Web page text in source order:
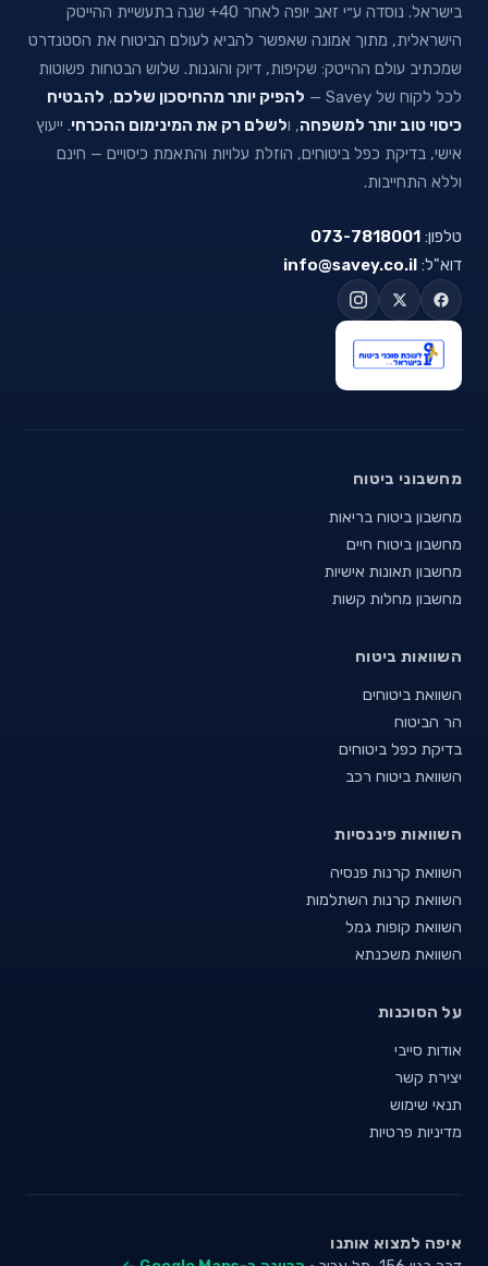
בישראל. נוסדה ע״י זאב יופה לאחר 40+ שנה בתעשיית ההייטק
הישראלית, מתוך אמונה שאפשר להביא לעולם הביטוח את הסטנדרט
שמכתיב עולם ההייטק: שקיפות, דיוק והוגנות. שלוש הבטחות פשוטות
לכל לקוח של Savey —
להפיק יותר מהחיסכון שלכם, להבטיח
כיסוי טוב יותר למשפחה, ולשלם רק את המינימום ההכרחי. ייעוץ
אישי, בדיקת כפל ביטוחים, הוזלת עלויות והתאמת כיסויים — חינם
וללא התחייבות.
טלפון: 073-7818001
דוא"ל: info@savey.co.il
מחשבוני ביטוח
מחשבון ביטוח בריאות
מחשבון ביטוח חיים
מחשבון תאונות אישיות
מחשבון מחלות קשות
השוואות ביטוח
השוואת ביטוחים
הר הביטוח
בדיקת כפל ביטוחים
השוואת ביטוח רכב
השוואות פיננסיות
השוואת קרנות פנסיה
השוואת קרנות השתלמות
השוואת קופות גמל
השוואת משכנתא
על הסוכנות
אודות סייבי
יצירת קשר
תנאי שימוש
מדיניות פרטיות
איפה למצוא אותנו